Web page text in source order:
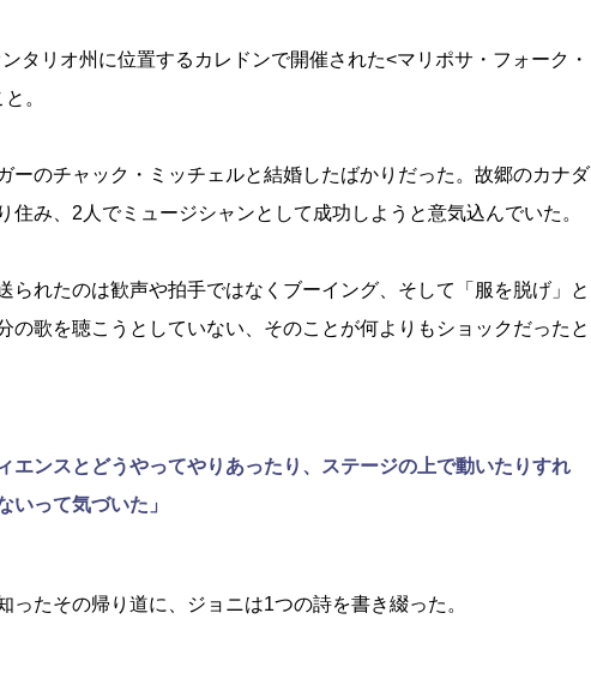
タリオ州に位置するカレドンで開催された<マリポサ・フォーク・
。
ーのチャック・ミッチェルと結婚したばかりだった。故郷のカナダ
住み、2人でミュージシャンとして成功しようと意気込んでいた。
られたのは歓声や拍手ではなくブーイング、そして「服を脱げ」と
の歌を聴こうとしていない、そのことが何よりもショックだったと
エンスとどうやってやりあったり、ステージの上で動いたりすれ
いって気づいた」
ったその帰り道に、ジョニは1つの詩を書き綴った。